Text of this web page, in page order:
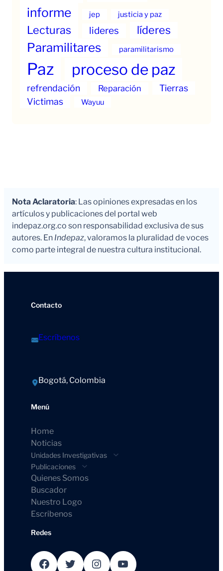
informe jep justicia y paz
Lecturas lideres líderes
Paramilitares paramilitarismo
Paz proceso de paz
refrendación Reparación
Tierras
Victimas
Wayuu
Nota Aclaratoria: Las opiniones expresadas en los
artículos y publicaciones del portal web
indepaz.org.co son responsabilidad exclusiva de sus
autores. En Indepaz, valoramos la pluralidad de voces
como parte integral de nuestra cultura institucional.
Contacto
Escríbenos
Bogotá, Colombia
Menú
Home
Noticias
Unidades Investigativas
Publicaciones
Quienes Somos
Buscador
Nuestro Logo
Escribenos
Redes
Facebook Twitter Instagram YouTube